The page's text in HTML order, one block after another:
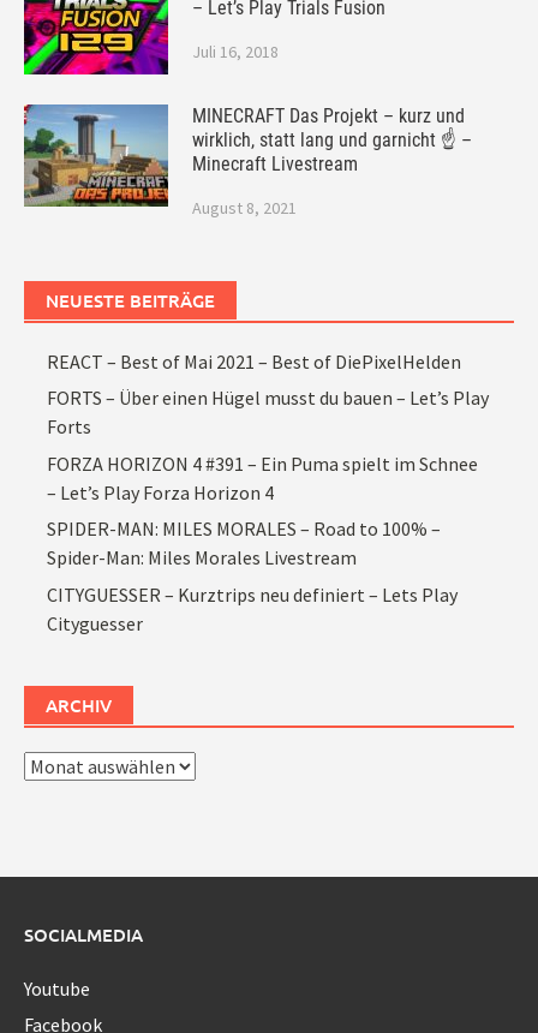
– Let’s Play Trials Fusion
Juli 16, 2018
MINECRAFT Das Projekt – kurz und
wirklich, statt lang und garnicht ☝ –
Minecraft Livestream
August 8, 2021
NEUESTE BEITRÄGE
REACT – Best of Mai 2021 – Best of DiePixelHelden
FORTS – Über einen Hügel musst du bauen – Let’s Play
Forts
FORZA HORIZON 4 #391 – Ein Puma spielt im Schnee
– Let’s Play Forza Horizon 4
SPIDER-MAN: MILES MORALES – Road to 100% –
Spider-Man: Miles Morales Livestream
CITYGUESSER – Kurztrips neu definiert – Lets Play
Cityguesser
ARCHIV
Archiv
SOCIALMEDIA
Youtube
Facebook